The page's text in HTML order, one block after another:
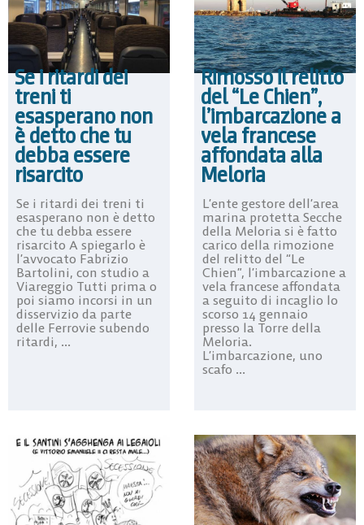
Se i ritardi dei
treni ti
esasperano non
è detto che tu
debba essere
risarcito
Se i ritardi dei treni ti
esasperano non è detto
che tu debba essere
risarcito A spiegarlo è
l’avvocato Fabrizio
Bartolini, con studio a
Viareggio Tutti prima o
poi siamo incorsi in un
disservizio da parte
delle Ferrovie subendo
ritardi, ...
Rimosso il relitto
del “Le Chien”,
l’imbarcazione a
vela francese
affondata alla
Meloria
L’ente gestore dell’area
marina protetta Secche
della Meloria si è fatto
carico della rimozione
del relitto del “Le
Chien”, l’imbarcazione a
vela francese affondata
a seguito di incaglio lo
scorso 14 gennaio
presso la Torre della
Meloria.
L’imbarcazione, uno
scafo ...